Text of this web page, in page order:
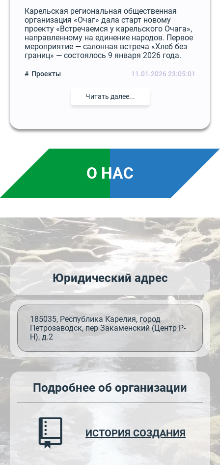
Карельская региональная общественная
организация «Очаг» дала старт новому
проекту «Встречаемся у карельского Очага»,
направленному на единение народов. Первое
мероприятие — салонная встреча «Хлеб без
границ» — состоялось 9 января 2026 года.
Проекты 11.01.2026 23:05:01
Читать далее
О НАС
Подробнее об организации
ИСТОРИЯ СОЗДАНИЯ
Юридический адрес
185035, Республика Карелия, город
Петрозаводск, пер Закаменский (Центр Р-
Н), д.2